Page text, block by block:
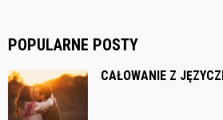
POPULARNE POSTY
CAŁOWANIE Z